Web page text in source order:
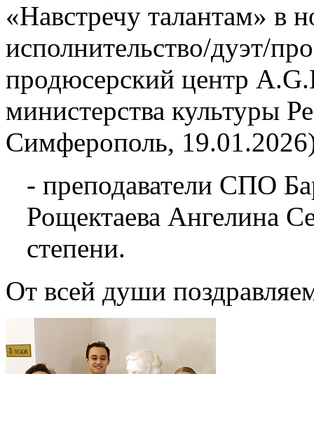
«Навстречу талантам» в
исполнительство/дуэт/
продюсерский центр
министерства культуры
Симферополь,
- преподаватели СПО
Рощектаева Ангелина
степени.
От всей души